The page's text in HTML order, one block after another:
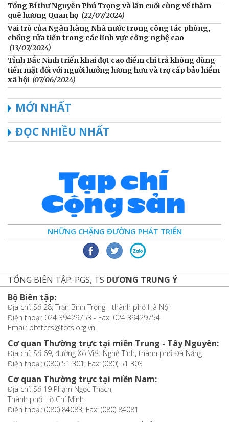
Tổng Bí thư Nguyễn Phú Trọng và lần cuối cùng về thăm
quê hương Quan họ (22/07/2024)
Vai trò của Ngân hàng Nhà nước trong công tác phòng,
chống rửa tiền trong các lĩnh vực công nghệ cao
(13/07/2024)
Tỉnh Bắc Ninh triển khai đợt cao điểm chi trả không dùng
tiền mặt đối với người hưởng lương hưu và trợ cấp bảo hiểm
xã hội (07/06/2024)
MỚI NHẤT
ĐỌC NHIỀU NHẤT
NHỮNG CHẶNG ĐƯỜNG PHÁT TRIỂN
TỔNG BIÊN TẬP: PGS, TS DƯƠNG TRUNG Ý
Bộ Biên tập:
Địa chỉ: Số 28, Trần Bình Trọng - thành phố Hà Nội
Điện thoại: 024 39429753 - Fax: 024 39429754
Email: bbttccs@tccs.org.vn
Cơ quan Thường trực tại miền Trung - Tây Nguyên:
Địa chỉ: Số 69, đường Xô Viết Nghệ Tĩnh, thành phố Đà Nẵng
Điện thoại: (080) 51 301; Fax: (080) 51 303
Cơ quan Thường trực tại miền Nam:
Địa chỉ: Số 19 Phạm Ngọc Thạch,
Thành phố Hồ Chí Minh
Điện thoại: (080) 84083; Fax: (080) 84081